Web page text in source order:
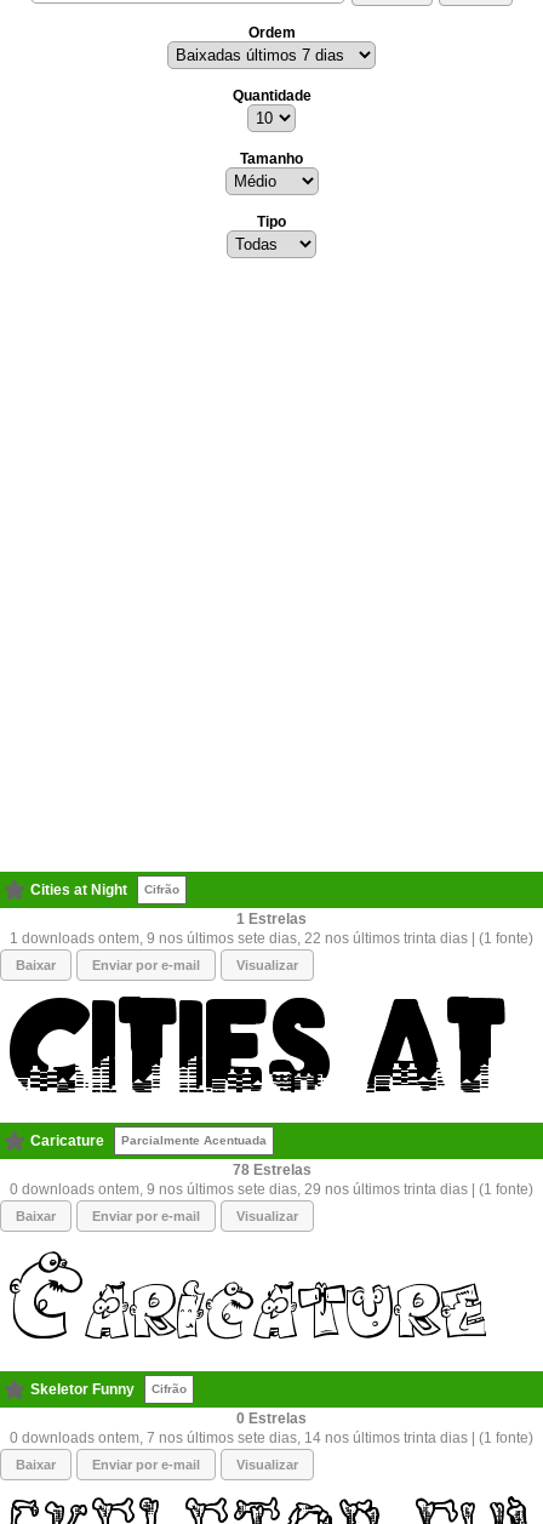
Ordem
Quantidade
Tamanho
Tipo
Cities at Night Cifrão
1
1 downloads ontem, 9 nos últimos sete dias, 22 nos últimos trinta dias | (1 fonte)
Baixar Enviar por e-mail Visualizar
Caricature Parcialmente Acentuada
78
0 downloads ontem, 9 nos últimos sete dias, 29 nos últimos trinta dias | (1 fonte)
Baixar Enviar por e-mail Visualizar
Skeletor Funny Cifrão
0
0 downloads ontem, 7 nos últimos sete dias, 14 nos últimos trinta dias | (1 fonte)
Baixar Enviar por e-mail Visualizar